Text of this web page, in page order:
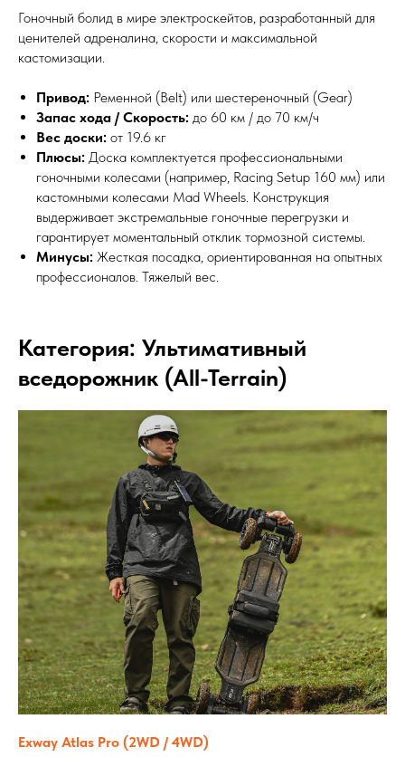
Гоночный болид в мире электроскейтов, разработанный для
ценителей адреналина, скорости и максимальной
кастомизации.
Привод: Ременной (Belt) или шестереночный (Gear)
Запас хода / Скорость: до 60 км / до 70 км/ч
Вес доски: от 19.6 кг
Плюсы: Доска комплектуется профессиональными
гоночными колесами (например, Racing Setup 160 мм) или
кастомными колесами Mad Wheels. Конструкция
выдерживает экстремальные гоночные перегрузки и
гарантирует моментальный отклик тормозной системы.
Минусы: Жесткая посадка, ориентированная на опытных
профессионалов. Тяжелый вес.
Категория: Ультимативный
вседорожник (All-Terrain)
Exway Atlas Pro (2WD / 4WD)